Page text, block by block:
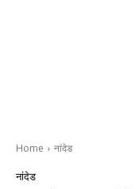
Home नांदेड
नांदेड